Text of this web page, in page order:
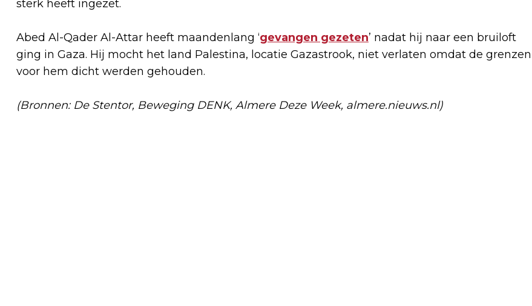
sterk heeft ingezet.
Abed Al-Qader Al-Attar heeft maandenlang ‘gevangen gezeten’ nadat hij naar een bruiloft
ging in Gaza. Hij mocht het land Palestina, locatie Gazastrook, niet verlaten omdat de grenzen
voor hem dicht werden gehouden.
(Bronnen: De Stentor, Beweging DENK, Almere Deze Week, almere.nieuws.nl)